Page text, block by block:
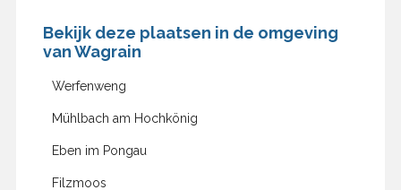
Bekijk deze plaatsen in de omgeving
van Wagrain
Werfenweng
Mühlbach am Hochkönig
Eben im Pongau
Filzmoos